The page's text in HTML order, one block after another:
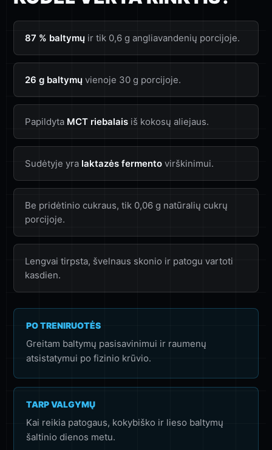
87 % baltymų ir tik 0,6 g angliavandenių porcijoje.
26 g baltymų vienoje 30 g porcijoje.
Papildyta MCT riebalais iš kokosų aliejaus.
Sudėtyje yra laktazės fermento virškinimui.
Be pridėtinio cukraus, tik 0,06 g natūralių cukrų
porcijoje.
Lengvai tirpsta, švelnaus skonio ir patogu vartoti
kasdien.
PO TRENIRUOTĖS
Greitam baltymų pasisavinimui ir raumenų
atsistatymui po fizinio krūvio.
TARP VALGYMŲ
Kai reikia patogaus, kokybiško ir lieso baltymų
šaltinio dienos metu.